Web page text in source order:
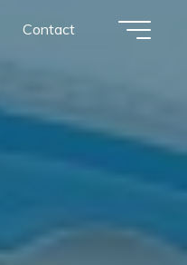
Contact